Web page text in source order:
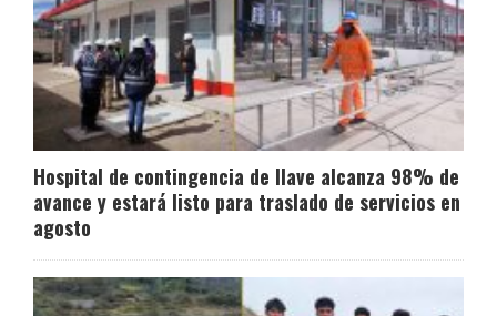
Hospital de contingencia de Ilave alcanza 98% de
avance y estará listo para traslado de servicios en
agosto